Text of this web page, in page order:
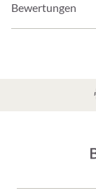
Bewertungen